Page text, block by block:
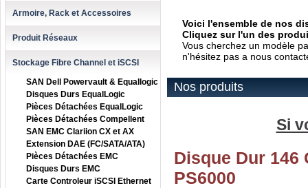
Armoire, Rack et Accessoires
Produit Réseaux
Stockage Fibre Channel et iSCSI
SAN Dell Powervault & Equallogic
Disques Durs EqualLogic
Pièces Détachées EqualLogic
Pièces Détachées Compellent
SAN EMC Clariion CX et AX
Extension DAE (FC/SATA/ATA)
Pièces Détachées EMC
Disques Durs EMC
Carte Controleur iSCSI Ethernet
Voici l'ensemble de nos
Cliquez sur l'un des
Vous cherchez un modèle
n'hésitez pas a nous
Nos produits
Si
Disque Dur 146
PS6000